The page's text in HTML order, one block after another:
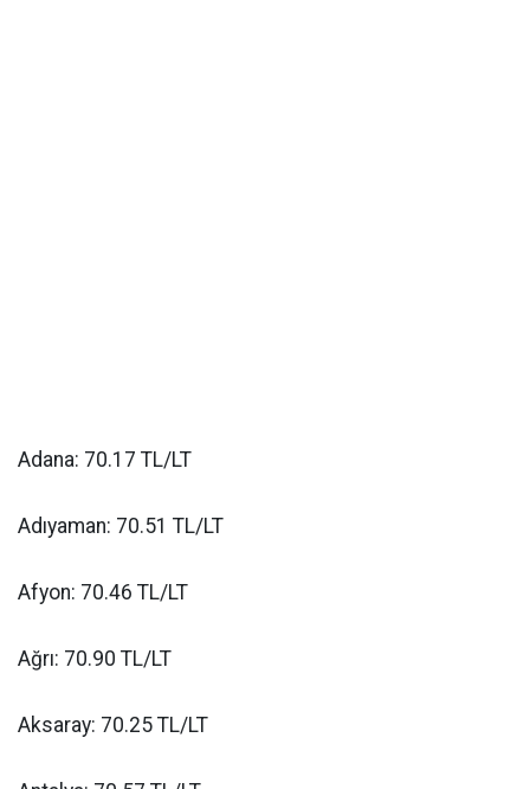
Adana: 70.17 TL/LT
Adıyaman: 70.51 TL/LT
Afyon: 70.46 TL/LT
Ağrı: 70.90 TL/LT
Aksaray: 70.25 TL/LT